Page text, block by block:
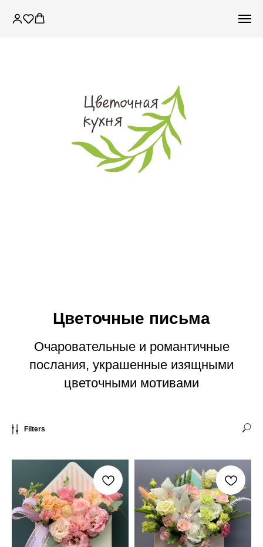
Цветочные письма
Очаровательные и романтичные
послания, украшенные изящными
цветочными мотивами
Filters